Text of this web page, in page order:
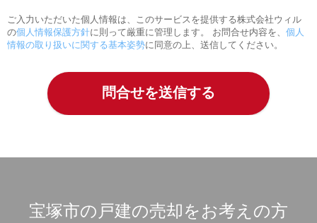
ご入力いただいた個人情報は、このサービスを提供する株式会社ウィル
の個人情報保護方針に則って厳重に管理します。 お問合せ内容を、 個人
情報の取り扱いに関する基本姿勢に同意の上、送信してください。
宝塚市の戸建の売却をお考えの方